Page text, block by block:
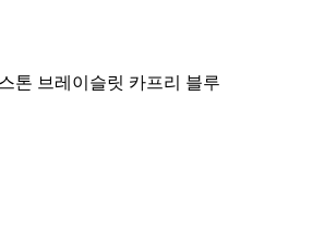
톤 브레이슬릿 카프리 블루